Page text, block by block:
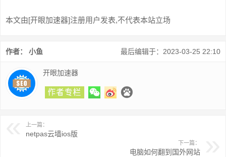
本文由[开眼加速器]注册用户发表,不代表本站立场
最后编辑于：2023-03-25 22:10
作者： 小鱼
开眼加速器
上一篇：
netpas云墙ios版
下一篇：
电脑如何翻到国外网站